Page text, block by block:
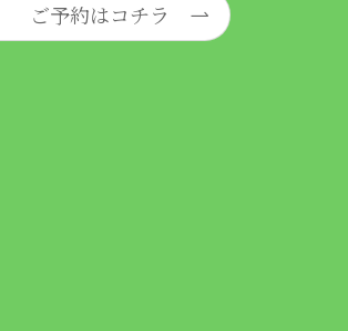
ご予約はコチラ